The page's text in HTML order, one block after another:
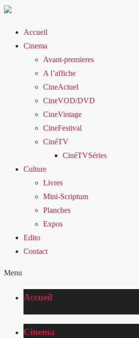
Accueil
Cinema
Avant-premieres
A l’affiche
CineActuel
CineVOD/DVD
CineVintage
CineFestival
CinéTV
CinéTVSéries
Culture
Livres
Mini-Scriptum
Planches
Expos
Edito
Contact
Menu
Accueil
Cinema